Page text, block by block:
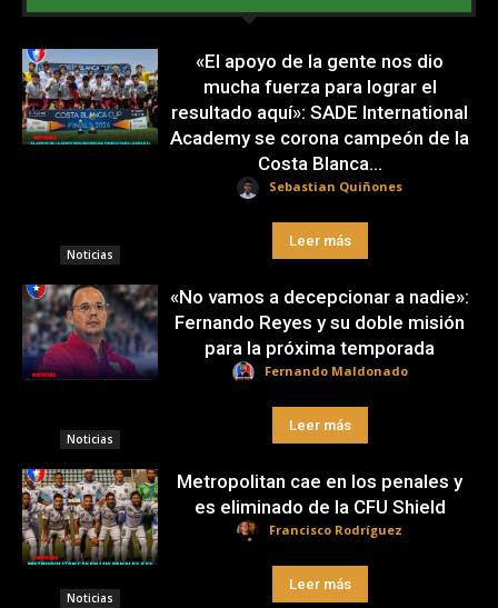
Noticias
«El apoyo de la gente nos dio
mucha fuerza para lograr el
resultado aquí»: SADE International
Academy se corona campeón de la
Costa Blanca...
Sebastian Quiñones
Leer más
Noticias
«No vamos a decepcionar a nadie»:
Fernando Reyes y su doble misión
para la próxima temporada
Fernando Maldonado
Leer más
Noticias
Metropolitan cae en los penales y
es eliminado de la CFU Shield
Francisco Rodríguez
Leer más